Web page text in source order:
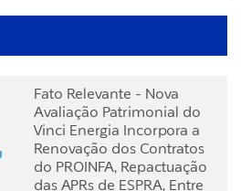
Fato Relevante - Nova
Avaliação Patrimonial do
Vinci Energia Incorpora a
Renovação dos Contratos
do PROINFA, Repactuação
das APRs de ESPRA, Entre